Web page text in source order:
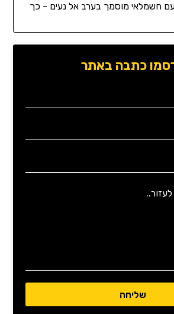
חשמלאי מוסמך בערב אל נעים - כך
כתבה באתר